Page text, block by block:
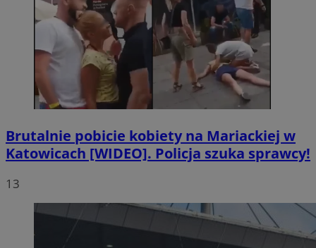
Brutalnie pobicie kobiety na Mariackiej w
Katowicach [WIDEO]. Policja szuka sprawcy!
13